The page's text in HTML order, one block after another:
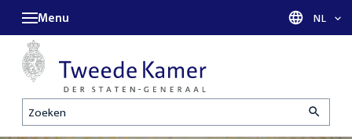
Zoeken
Menu Taal
NL